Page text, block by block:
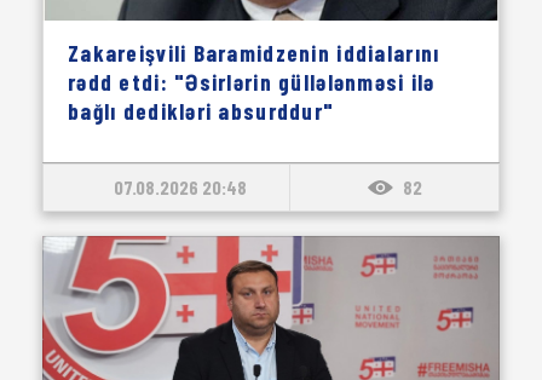
Zakareişvili Baramidzenin iddialarını
rədd etdi: "Əsirlərin güllələnməsi ilə
bağlı dedikləri absurddur"
07.08.2026 20:48 82